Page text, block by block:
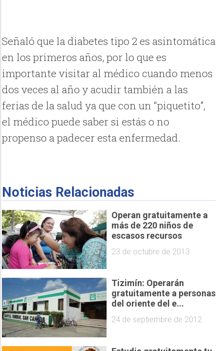
Señaló que la diabetes tipo 2 es asintomática
en los primeros años, por lo que es
importante visitar al médico cuando menos
dos veces al año y acudir también a las
ferias de la salud ya que con un “piquetito”,
el médico puede saber si estás o no
propenso a padecer esta enfermedad.
Noticias Relacionadas
Operan gratuitamente a
más de 220 niños de
escasos recursos
23 de octubre de 2013
Tizimín: Operarán
gratuitamente a personas
del oriente del e...
24 de septiembre de 2012